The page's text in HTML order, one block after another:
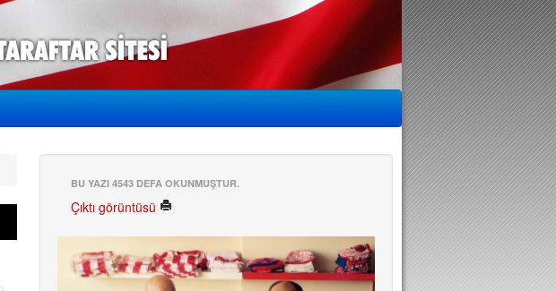
BU YAZI 4543 DEFA OKUNMUŞTUR.
Çıktı görüntüsü